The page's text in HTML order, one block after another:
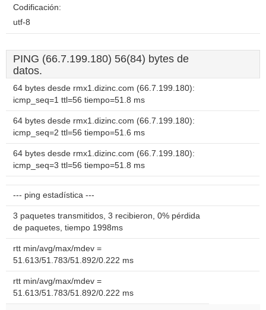
Codificación:
utf-8
PING (66.7.199.180) 56(84) bytes de
datos.
64 bytes desde rmx1.dizinc.com (66.7.199.180):
icmp_seq=1 ttl=56 tiempo=51.8 ms
64 bytes desde rmx1.dizinc.com (66.7.199.180):
icmp_seq=2 ttl=56 tiempo=51.6 ms
64 bytes desde rmx1.dizinc.com (66.7.199.180):
icmp_seq=3 ttl=56 tiempo=51.8 ms
--- ping estadística ---
3 paquetes transmitidos, 3 recibieron, 0% pérdida
de paquetes, tiempo 1998ms
rtt min/avg/max/mdev =
51.613/51.783/51.892/0.222 ms
rtt min/avg/max/mdev =
51.613/51.783/51.892/0.222 ms